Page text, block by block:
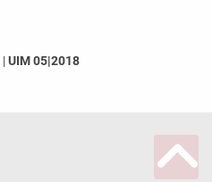
|UIM 05|2018